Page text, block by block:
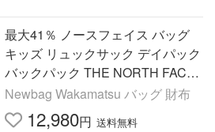
最大41％ ノースフェイス バッグ
キッズ リュックサック デイパック
バックパック THE NORTH FACE
キッズパックス ラウンディ 22L A
4 B4 NMJ72358 キッズ
Newbag Wakamatsu バッグ 財布
12,980円 送料無料